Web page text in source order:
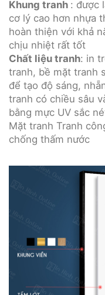
Khung tranh : được
cơ lý cao hơn nhựa
hoàn thiện với khả
chịu nhiệt rất tốt
Chất liệu tranh: in
tranh, bề mặt tranh
để tạo độ sáng,
tranh có chiều sâu
bằng mực UV sắc
Mặt tranh Tranh
chống thấm nước